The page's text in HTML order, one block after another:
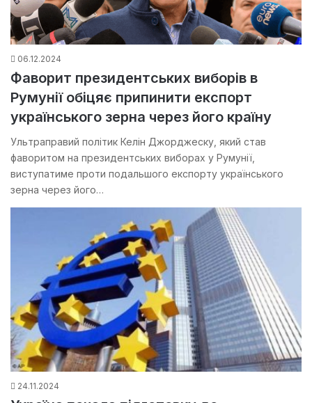
06.12.2024
Фаворит президентських виборів в
Румунії обіцяє припинити експорт
українського зерна через його країну
Ультраправий політик Келін Джорджеску, який став
фаворитом на президентських виборах у Румунії,
виступатиме проти подальшого експорту українського
зерна через його…
24.11.2024